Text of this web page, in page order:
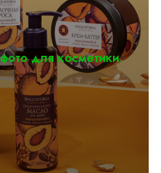
для косметики.